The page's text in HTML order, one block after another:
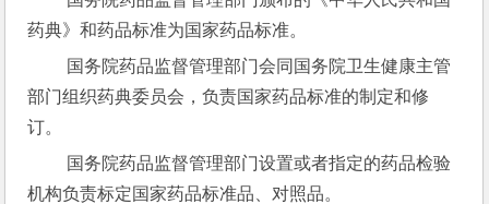
药典》和药品标准为国家药品标准。
部门组织药典委员会，负责国家药品标准的制定和修
订。
机构负责标定国家药品标准品、对照品。